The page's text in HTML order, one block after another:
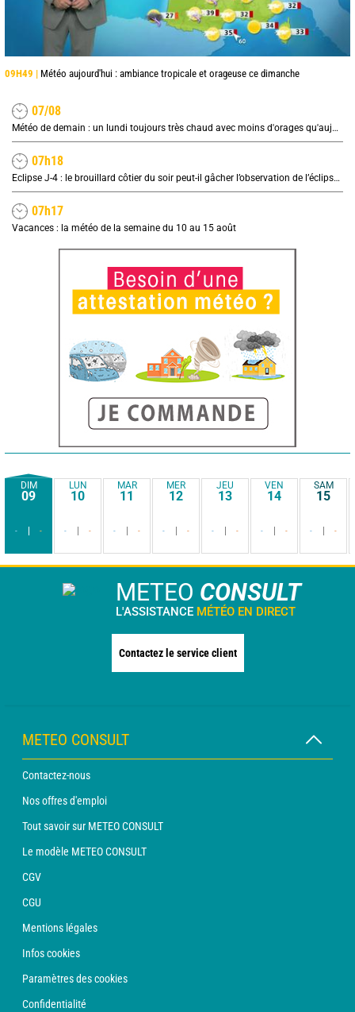
09H49 | Météo aujourd'hui : ambiance tropicale et orageuse ce dimanche
07/08
Météo de demain : un lundi toujours très chaud avec moins d'orages qu'aujourd'hui
07h18
Eclipse J-4 : le brouillard côtier du soir peut-il gâcher l’observation de l’éclipse à la plage ?
07h17
Vacances : la météo de la semaine du 10 au 15 août
DIM
09
- -
LUN
10
- -
MAR
11
- -
MER
12
- -
JEU
13
- -
VEN
14
- -
SAM
15
- -
METEO CONSULT
L'ASSISTANCE MÉTÉO EN DIRECT
Contactez le service client
METEO CONSULT
Contactez-nous
Nos offres d'emploi
Tout savoir sur METEO CONSULT
Le modèle METEO CONSULT
CGV
CGU
Mentions légales
Infos cookies
Paramètres des cookies
Confidentialité